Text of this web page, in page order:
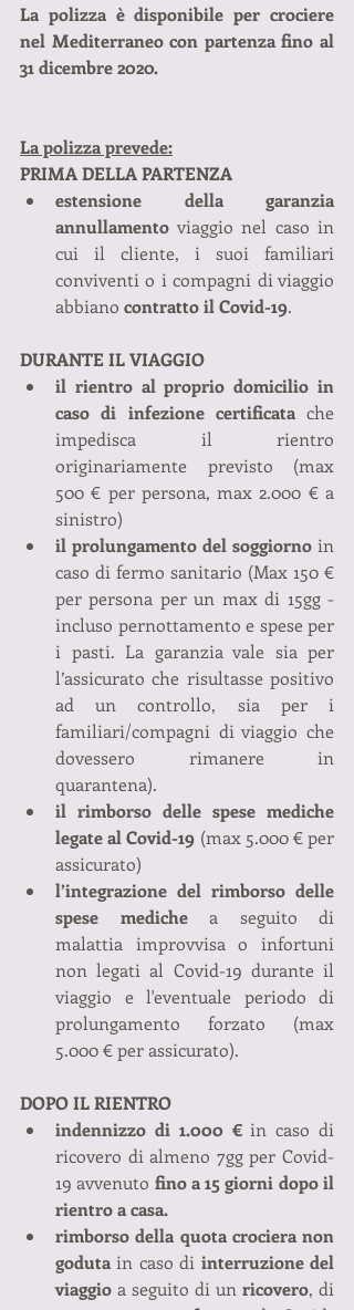
La polizza è disponibile per crociere
nel Mediterraneo con partenza fino al
31 dicembre 2020.
La polizza prevede:
PRIMA DELLA PARTENZA
estensione della garanzia
annullamento viaggio nel caso in
cui il cliente, i suoi familiari
conviventi o i compagni di viaggio
abbiano contratto il Covid-19.
DURANTE IL VIAGGIO
il rientro al proprio domicilio in
caso di infezione certificata che
impedisca il rientro
originariamente previsto (max
500 € per persona, max 2.000 € a
sinistro)
il prolungamento del soggiorno in
caso di fermo sanitario (Max 150 €
per persona per un max di 15gg -
incluso pernottamento e spese per
i pasti. La garanzia vale sia per
l’assicurato che risultasse positivo
ad un controllo, sia per i
familiari/compagni di viaggio che
dovessero rimanere in
quarantena).
il rimborso delle spese mediche
legate al Covid-19 (max 5.000 € per
assicurato)
l’integrazione del rimborso delle
spese mediche a seguito di
malattia improvvisa o infortuni
non legati al Covid-19 durante il
viaggio e l'eventuale periodo di
prolungamento forzato (max
5.000 € per assicurato).
DOPO IL RIENTRO
indennizzo di 1.000 € in caso di
ricovero di almeno 7gg per Covid-
19 avvenuto fino a 15 giorni dopo il
rientro a casa.
rimborso della quota crociera non
goduta in caso di interruzione del
viaggio a seguito di un ricovero, di